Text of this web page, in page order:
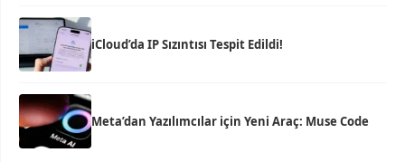
iCloud’da IP Sızıntısı Tespit Edildi!
Meta’dan Yazılımcılar için Yeni Araç: Muse Code